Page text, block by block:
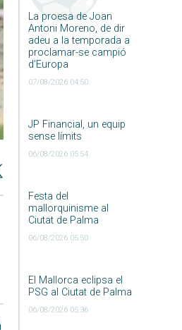
La proesa de Joan
Antoni Moreno, de dir
adeu a la temporada a
proclamar-se campió
d’Europa
07/08/2026 04:50
JP Financial, un equip
sense límits
06/08/2026 05:54
Festa del
mallorquinisme al
Ciutat de Palma
06/08/2026 05:50
El Mallorca eclipsa el
PSG al Ciutat de Palma
06/08/2026 05:36